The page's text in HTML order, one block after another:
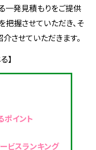
る一発見積もりをご提供
把握させていただき、そ
させていただきます。
イント
ビスランキング